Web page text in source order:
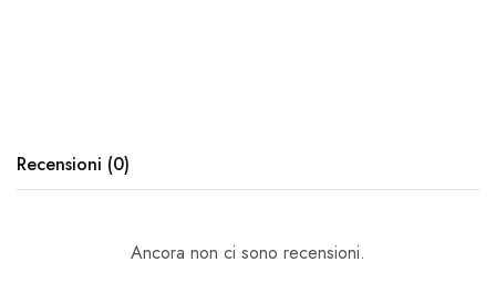
Recensioni (0)
Ancora non ci sono recensioni.